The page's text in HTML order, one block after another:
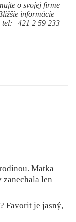
o svojej firme
informácie
tel:+421 2 59 233
Matka
len
Favorit je jasný,